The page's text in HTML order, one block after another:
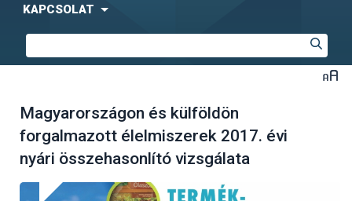
KAPCSOLAT
Magyarországon és külföldön
forgalmazott élelmiszerek 2017. évi
nyári összehasonlító vizsgálata